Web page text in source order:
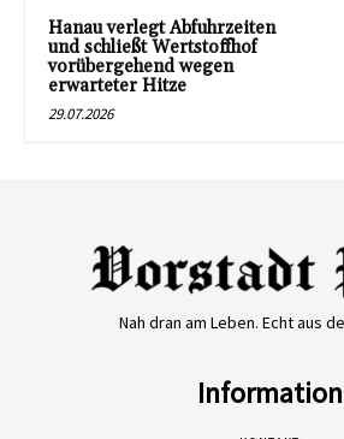
Hanau verlegt Abfuhrzeiten
und schließt Wertstoffhof
vorübergehend wegen
erwarteter Hitze
29.07.2026
Nah dran am Leben. Echt aus
Information